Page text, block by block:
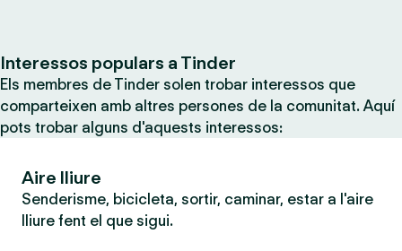
Interessos populars a Tinder
Els membres de Tinder solen trobar interessos que
comparteixen amb altres persones de la comunitat. Aquí
pots trobar alguns d'aquests interessos:
Aire lliure
Senderisme, bicicleta, sortir, caminar, estar a l'aire
lliure fent el que sigui.